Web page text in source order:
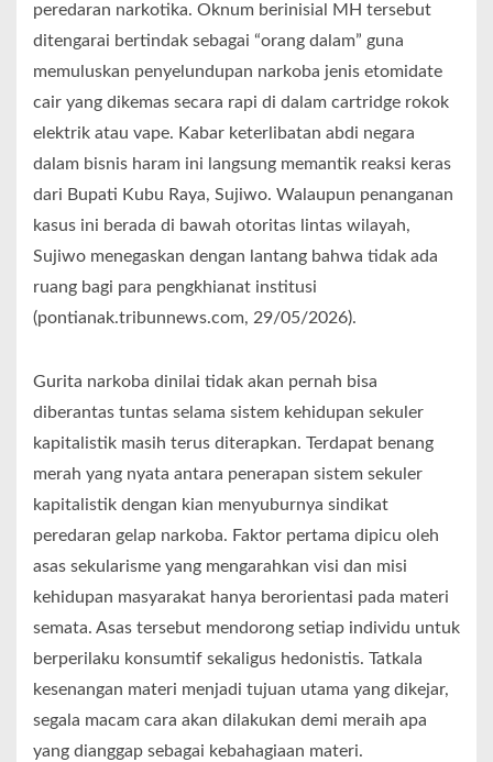
peredaran narkotika. Oknum berinisial MH tersebut
ditengarai bertindak sebagai “orang dalam” guna
memuluskan penyelundupan narkoba jenis etomidate
cair yang dikemas secara rapi di dalam cartridge rokok
elektrik atau vape. Kabar keterlibatan abdi negara
dalam bisnis haram ini langsung memantik reaksi keras
dari Bupati Kubu Raya, Sujiwo. Walaupun penanganan
kasus ini berada di bawah otoritas lintas wilayah,
Sujiwo menegaskan dengan lantang bahwa tidak ada
ruang bagi para pengkhianat institusi
(pontianak.tribunnews.com, 29/05/2026).
Gurita narkoba dinilai tidak akan pernah bisa
diberantas tuntas selama sistem kehidupan sekuler
kapitalistik masih terus diterapkan. Terdapat benang
merah yang nyata antara penerapan sistem sekuler
kapitalistik dengan kian menyuburnya sindikat
peredaran gelap narkoba. Faktor pertama dipicu oleh
asas sekularisme yang mengarahkan visi dan misi
kehidupan masyarakat hanya berorientasi pada materi
semata. Asas tersebut mendorong setiap individu untuk
berperilaku konsumtif sekaligus hedonistis. Tatkala
kesenangan materi menjadi tujuan utama yang dikejar,
segala macam cara akan dilakukan demi meraih apa
yang dianggap sebagai kebahagiaan materi.